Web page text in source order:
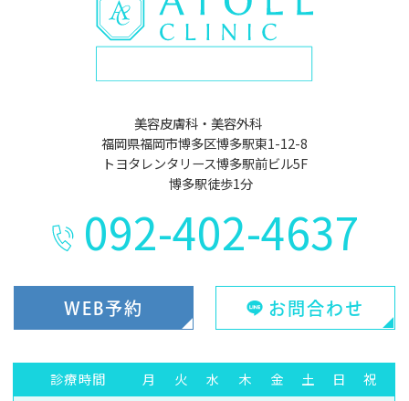
美容皮膚科・美容外科
福岡県福岡市博多区博多駅東1-12-8
トヨタレンタリース博多駅前ビル5F
博多駅徒歩1分
092-402-4637
WEB予約 お問合わせ
診療時間 月 火 水 木 金 土 日 祝